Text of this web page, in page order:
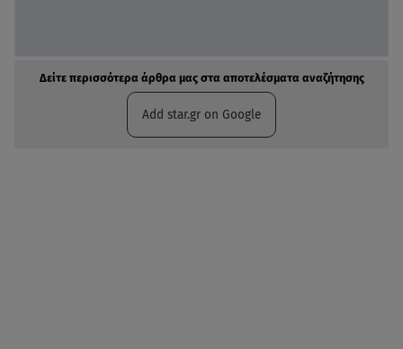
Δείτε περισσότερα άρθρα μας στα αποτελέσματα αναζήτησης
Add star.gr on Google